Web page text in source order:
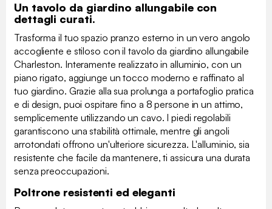
Un tavolo da giardino allungabile con
dettagli curati.
Trasforma il tuo spazio pranzo esterno in un vero angolo
accogliente e stiloso con il tavolo da giardino allungabile
Charleston. Interamente realizzato in alluminio, con un
piano rigato, aggiunge un tocco moderno e raffinato al
tuo giardino. Grazie alla sua prolunga a portafoglio pratica
e di design, puoi ospitare fino a 8 persone in un attimo,
semplicemente utilizzando un cavo. I piedi regolabili
garantiscono una stabilità ottimale, mentre gli angoli
arrotondati offrono un'ulteriore sicurezza. L'alluminio, sia
resistente che facile da mantenere, ti assicura una durata
senza preoccupazioni.
Poltrone resistenti ed eleganti